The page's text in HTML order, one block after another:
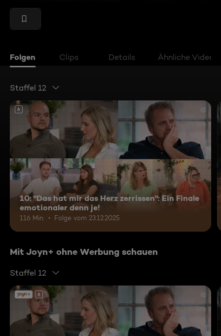
Folgen Clips Details Ähnliche Videos
Staffel 12
6
10: "Das hat mir das Herz zerrissen": Ein Finale
emotionaler denn je!
116 Min. Folge vom 23.12.2025
Mit Joyn+ ohne Werbung schauen
Staffel 12
6